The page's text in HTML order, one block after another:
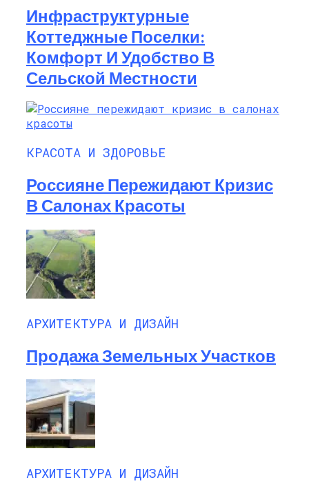
Инфраструктурные
Коттеджные Поселки:
Комфорт И Удобство В
Сельской Местности
КРАСОТА И ЗДОРОВЬЕ
Россияне Пережидают Кризис
В Салонах Красоты
АРХИТЕКТУРА И ДИЗАЙН
Продажа Земельных Участков
АРХИТЕКТУРА И ДИЗАЙН